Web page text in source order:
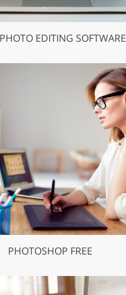
EDITING SOFTWARE
PHOTOSHOP FREE